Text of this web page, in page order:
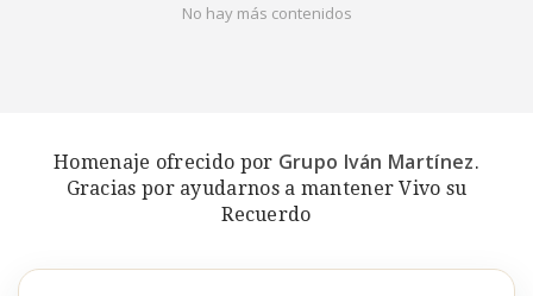
No hay más contenidos
Homenaje ofrecido por Grupo Iván Martínez.
Gracias por ayudarnos a mantener Vivo su
Recuerdo